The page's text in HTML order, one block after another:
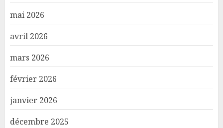
mai 2026
avril 2026
mars 2026
février 2026
janvier 2026
décembre 2025